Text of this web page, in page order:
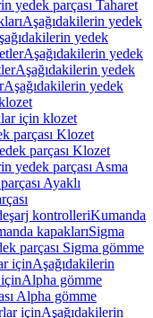
yedek parçası Taharet
Aşağıdakilerin yedek
yedek
Aşağıdakilerin yedek
Aşağıdakilerin yedek
Aşağıdakilerin yedek
için klozet
parçası Klozet
parçası Klozet
yedek parçası Asma
Ayaklı
kontrolleriKumanda
kapaklarıSigma
parçası Sigma gömme
içinAşağıdakilerin
Alpha gömme
Alpha gömme
içinAşağıdakilerin